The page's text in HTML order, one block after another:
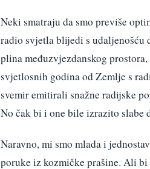
Neki smatraju da smo previše
radio svjetla blijedi s udaljenošću
plina međuzvjezdanskog
svjetlosnih godina od Zemlje s
svemir emitirali snažne radijske
No čak bi i one bile izrazito slabe
Naravno, mi smo mlada i
poruke iz kozmičke prašine. Ali